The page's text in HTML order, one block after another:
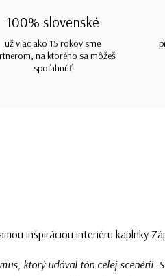
100% slovenské
už viac ako 15 rokov sme
na ktorého sa môžeš
spoľahnúť
inšpiráciou interiéru kaplnky
ktorý udával tón celej